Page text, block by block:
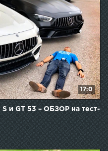
17:0
и GT 53 – ОБЗОР на тест-